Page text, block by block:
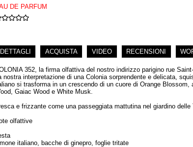
DE PARFUM
DETTAGLI ACQUISTA VIDEO RECENSIONI
352, la firma olfattiva del nostro indirizzo parigino rue Saint-
nostra interpretazione di una Colonia sorprendente e delicata,
si trasforma in un crescendo di un cuore di Orange
Gaiac Wood e White Musk.
e frizzante come una passeggiata mattutina nel giardino delle
olfattive
italiano, bacche di ginepro, foglie tritate